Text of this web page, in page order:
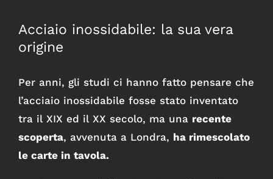
Acciaio inossidabile: la sua vera
origine
Per anni, gli studi ci hanno fatto pensare che
l’acciaio inossidabile fosse stato inventato
tra il XIX ed il XX secolo, ma una recente
scoperta, avvenuta a Londra, ha rimescolato
le carte in tavola.